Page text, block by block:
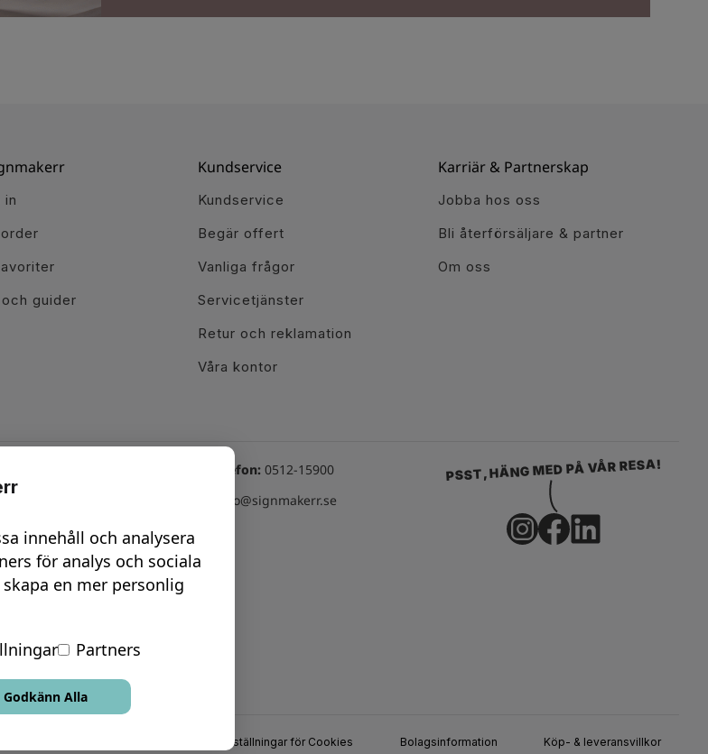
in
guider
Kundservice
Kundservice
Begär offert
Vanliga frågor
Servicetjänster
Retur och reklamation
Våra kontor
Karriär & Partnerskap
Jobba hos oss
Bli återförsäljare & partner
Om oss
Trollhättan
Uddevalla
Växel telefon: 0512-15900
info@signmakerr.se
PSST, HÄNG MED PÅ VÅR RESA!
Inställningar för Cookies Bolagsinformation Köp- & leveransvillkor
innehåll och analysera
för analys och sociala
en mer personlig
Partners
Godkänn Alla